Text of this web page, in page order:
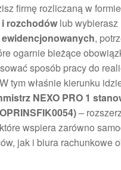
firmę rozliczaną w formie
rozchodów lub wybierasz
,
ogarnie bieżące
sposób pracy do
tym właśnie kierunku
NEXO PRO 1
–
wspiera zarówno
jak i biura rachunkowe